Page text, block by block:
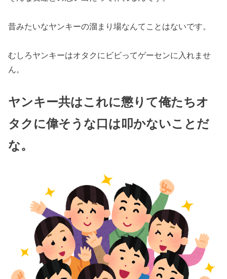
昔みたいなヤンキーの溜まり場なんてことはないです。
むしろヤンキーはオタクにビビってゲーセンに入れませ
ん。
ヤンキー共はこれに懲りて俺たちオ
タクに偉そうな口は叩かないことだ
な。